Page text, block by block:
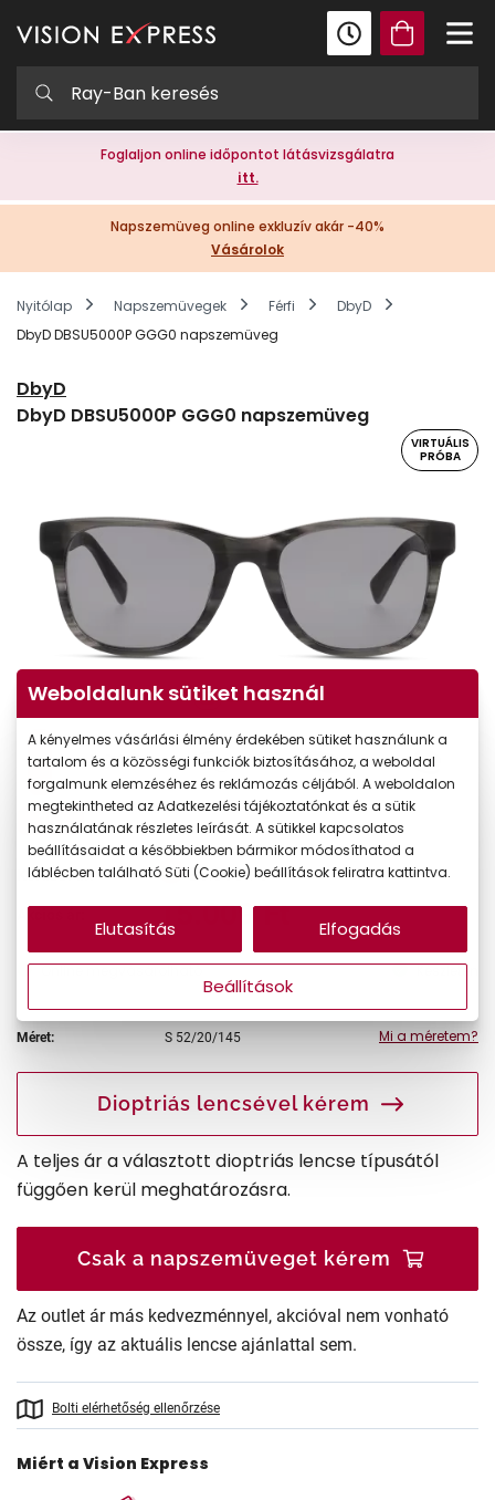
Foglaljon online időpontot látásvizsgálatra
itt.
Napszemüveg online exkluzív akár -40%
Vásárolok
Nyitólap Napszemüvegek Férfi
DbyD
DbyD DBSU5000P GGG0 napszemüveg
DbyD
DbyD DBSU5000P GGG0 napszemüveg
VIRTUÁLIS
PRÓBA
-35%
Korábbi ár: 23.090 Ft
15.009 Ft
Online megvásárolható Készleten
Méret: S 52/20/145 Mi a méretem?
Dioptriás lencsével kérem
A teljes ár a választott dioptriás lencse típusától
függően kerül meghatározásra.
Csak a napszemüveget kérem
Az outlet ár más kedvezménnyel, akcióval nem vonható
össze, így az aktuális lencse ajánlattal sem.
Bolti elérhetőség ellenőrzése
Miért a Vision Express
Weboldalunk sütiket használ
A kényelmes vásárlási élmény érdekében sütiket használunk a
tartalom és a közösségi funkciók biztosításához, a weboldal
forgalmunk elemzéséhez és reklámozás céljából. A weboldalon
megtekintheted az Adatkezelési tájékoztatónkat és a sütik
használatának részletes leírását. A sütikkel kapcsolatos
beállításaidat a későbbiekben bármikor módosíthatod a
láblécben található Süti (Cookie) beállítások feliratra kattintva.
Beállítások
Elutasítás Elfogadás